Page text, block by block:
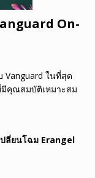
On-
Vanguard ในที่สุด
มีคุณสมบัติเหมาะสม
ปลี่ยนโฉม Erangel